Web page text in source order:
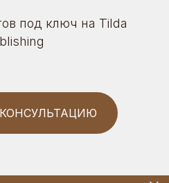
под ключ на Tilda